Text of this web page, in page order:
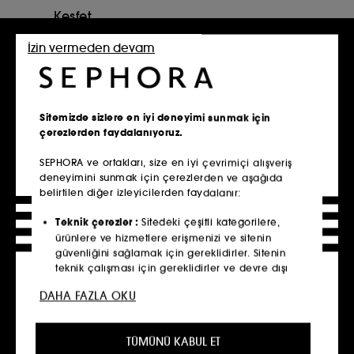
Keşfet
İade
14 gün içinde iade
SERVISLER, HIZMET VE KOŞULLAR
Sephora Mobil Uygulamasını İndir!
Yepoda Ürün Çeşitleri
Yepoda, cilt bakımında doğallığı öne çıkardığı yenilikçi
ürünleriyle güzellik rutinlerini yeniden şekillendiriyor!
Yepoda ürünleri, cilde doğal bir dokunuş sunuyor. Temiz
içerik prensibiyle üretilen bu ürünler, ciltte hassasiyet
Sitemizde sizlere en iyi deneyimi sunmak için
çerezlerden faydalanıyoruz.​
SEPHORA ve ortakları, size en iyi çevrimiçi alışveriş
deneyimini sunmak için çerezlerden ve aşağıda
belirtilen diğer izleyicilerden faydalanır:​
Teknik çerezler : Sitedeki çeşitli kategorilere,
ürünlere ve hizmetlere erişmenizi ve sitenin
güvenliğini sağlamak için gereklidirler. Sitenin
teknik çalışması için gereklidirler ve devre dışı
kişiselleştirilmiş bir deneyimin yanı sıra profilinize
TÜMÜNÜ KABUL ET
İzin vermeden devam
DAHA FAZLA OKU